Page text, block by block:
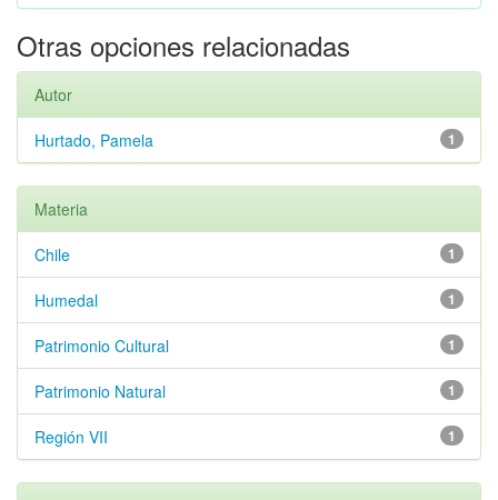
Otras opciones relacionadas
Autor
1
Hurtado, Pamela
Materia
1
Chile
1
Humedal
1
Patrimonio Cultural
1
Patrimonio Natural
1
Región VII